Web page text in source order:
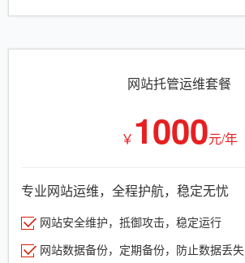
网站托管运维套餐
￥ 1000元/年
专业网站运维，全程护航，稳定无忧
网站安全维护，抵御攻击，稳定运行
网站数据备份，定期备份，防止数据丢失